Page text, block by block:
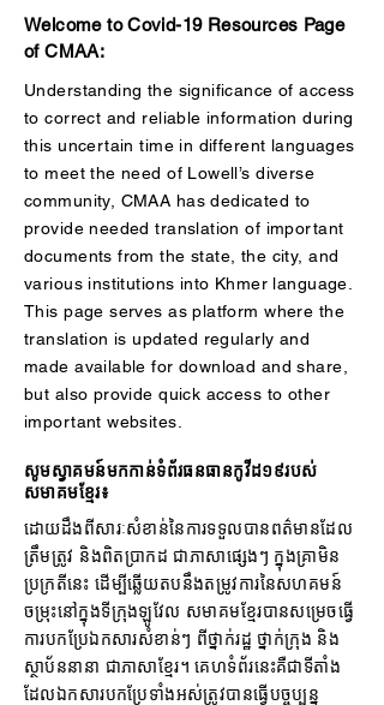
Welcome to Covid-19 Resources Page
of CMAA:
Understanding the significance of access
to correct and reliable information during
this uncertain time in different languages
to meet the need of Lowell’s diverse
community, CMAA has dedicated to
provide needed translation of important
documents from the state, the city, and
various institutions into Khmer language.
This page serves as platform where the
translation is updated regularly and
made available for download and share,
but also provide quick access to other
important websites.
សូមស្វាគមន៍មកកាន់ទំព័រធនធានកូវីដ១៩របស់
សមាគមខ្មែរ៖
ដោយដឹងពីសារៈសំខាន់នៃការទទួលបានពត៌មានដែល
ត្រឹមត្រូវ និងពិតប្រាកដ ជាភាសាផ្សេងៗ ក្នុងគ្រាមិន
ប្រក្រតីនេះ ដើម្បីឆ្លើយតបនឹងតម្រូវការនៃសហគមន៍
ចម្រុះនៅក្នុងទីក្រុងឡូវែល សមាគមខ្មែរបានសម្រេចធ្វើ
ការបកប្រែឯកសារសំខាន់ៗ ពីថ្នាក់រដ្ឋ ថ្នាក់ក្រុង និង
ស្ថាប័ននានា ជាភាសាខ្មែរ។ គេហទំព័រនេះគឺជាទីតាំង
ដែលឯកសារបកប្រែទាំងអស់ត្រូវបានធ្វើបច្ចុប្បន្ន